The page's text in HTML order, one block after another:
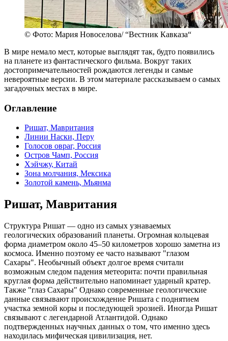
© Фото: Мария Новоселова/ “Вестник Кавказа“
В мире немало мест, которые выглядят так, будто появились
на планете из фантастического фильма. Вокруг таких
достопримечательностей рождаются легенды и самые
невероятные версии. В этом материале рассказываем о самых
загадочных местах в мире.
Оглавление
Ришат, Мавритания
Линии Наски, Перу
Голосов овраг, Россия
Остров Чамп, Россия
Хэйчжу, Китай
Зона молчания, Мексика
Золотой камень, Мьянма
Ришат, Мавритания
Структура Ришат — одно из самых узнаваемых
геологических образований планеты. Огромная кольцевая
форма диаметром около 45–50 километров хорошо заметна из
космоса. Именно поэтому ее часто называют "глазом
Сахары". Необычный объект долгое время считали
возможным следом падения метеорита: почти правильная
круглая форма действительно напоминает ударный кратер.
Также "глаз Сахары" Однако современные геологические
данные связывают происхождение Ришата с поднятием
участка земной коры и последующей эрозией. Иногда Ришат
связывают с легендарной Атлантидой. Однако
подтвержденных научных данных о том, что именно здесь
находилась мифическая цивилизация, нет.